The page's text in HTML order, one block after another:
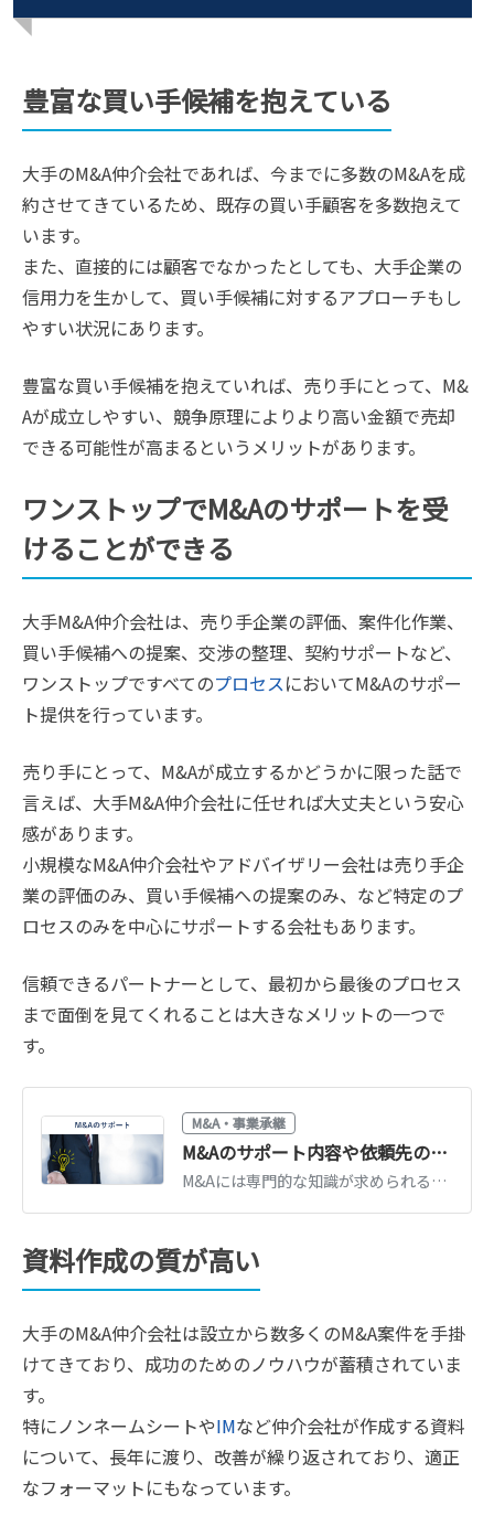
豊富な買い手候補を抱えている
大手のM&A仲介会社であれば、今までに多数のM&Aを成
約させてきているため、既存の買い手顧客を多数抱えて
います。
また、直接的には顧客でなかったとしても、大手企業の
信用力を生かして、買い手候補に対するアプローチもし
やすい状況にあります。
豊富な買い手候補を抱えていれば、売り手にとって、M&
Aが成立しやすい、競争原理によりより高い金額で売却
できる可能性が高まるというメリットがあります。
ワンストップでM&Aのサポートを受
けることができる
大手M&A仲介会社は、売り手企業の評価、案件化作業、
買い手候補への提案、交渉の整理、契約サポートなど、
ワンストップですべてのプロセスにおいてM&Aのサポー
ト提供を行っています。
売り手にとって、M&Aが成立するかどうかに限った話で
言えば、大手M&A仲介会社に任せれば大丈夫という安心
感があります。
小規模なM&A仲介会社やアドバイザリー会社は売り手企
業の評価のみ、買い手候補への提案のみ、など特定のプ
ロセスのみを中心にサポートする会社もあります。
信頼できるパートナーとして、最初から最後のプロセス
まで面倒を見てくれることは大きなメリットの一つで
す。
M&A・事業承継
M&Aのサポート内容や依頼先の専門家を選ぶコツ【徹底解説】
M&Aには専門的な知識が求められるため、専門家によるサポートが不可欠です。具体的なサポート内容には、マッチングや契約の立ち会いなどがあります。M&Aのサポート内容や仲介会社を選ぶ際のコツをくわしく解説します。
資料作成の質が高い
大手のM&A仲介会社は設立から数多くのM&A案件を手掛
けてきており、成功のためのノウハウが蓄積されていま
す。
特にノンネームシートやIMなど仲介会社が作成する資料
について、長年に渡り、改善が繰り返されており、適正
なフォーマットにもなっています。